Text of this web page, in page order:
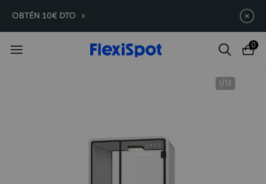
Compra antes, ahorra más | E7
Plus -200 €
: 12
0
1/13
OBTÉN 10€ DTO